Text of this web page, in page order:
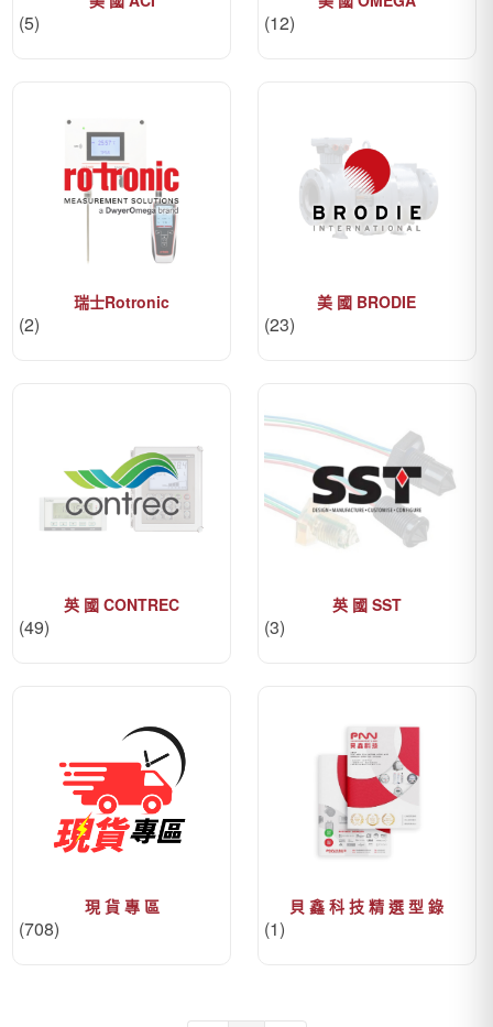
(5) (12)
瑞士Rotronic
(2)
美 國 BRODIE
(23)
英 國 CONTREC
(49)
英 國 SST
(3)
現 貨 專 區
(708)
貝 鑫 科 技 精 選 型 錄
(1)